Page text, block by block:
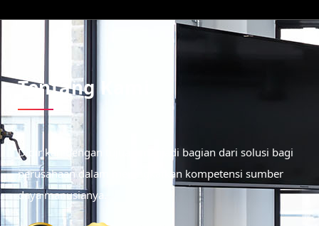
Tentang Kami
Didirikan dengan tujuan menjadi bagian dari solusi bagi
perusahaan dalam meningkatkan kompetensi sumber
daya manusianya.